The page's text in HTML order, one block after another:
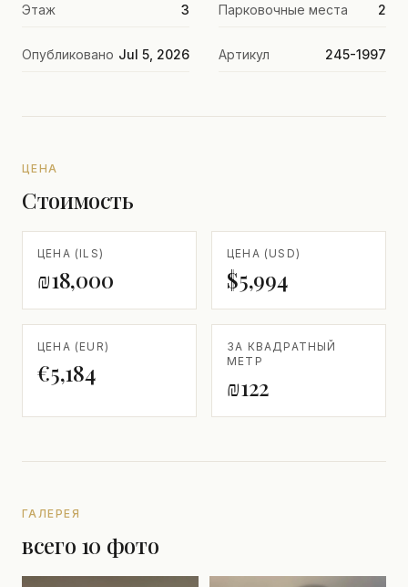
Этаж 3 Парковочные места 2
Опубликовано Jul 5, 2026 Артикул 245-1997
ЦЕНА
Стоимость
ЦЕНА (ILS)
₪18,000
ЦЕНА (USD)
$5,994
ЦЕНА (EUR)
€5,184
ЗА КВАДРАТНЫЙ
МЕТР
₪122
ГАЛЕРЕЯ
всего 10 фото